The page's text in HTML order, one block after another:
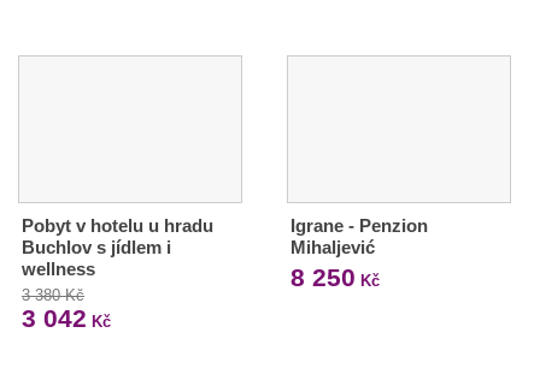
Pobyt v hotelu u hradu
Buchlov s jídlem i
wellness
3 380 Kč
3 042 Kč
Igrane - Penzion
Mihaljević
8 250 Kč